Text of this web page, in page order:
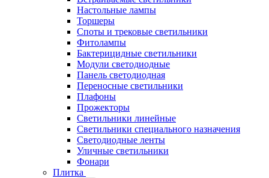
Настольные лампы
Торшеры
Споты и трековые светильники
Фитолампы
Бактерицидные светильники
Модули светодиодные
Панель светодиодная
Переносные светильники
Плафоны
Прожекторы
Светильники линейные
Светильники специального назначения
Светодиодные ленты
Уличные светильники
Фонари
Плитка